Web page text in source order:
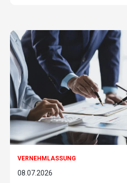
VERNEHMLASSUNG
08.07.2026